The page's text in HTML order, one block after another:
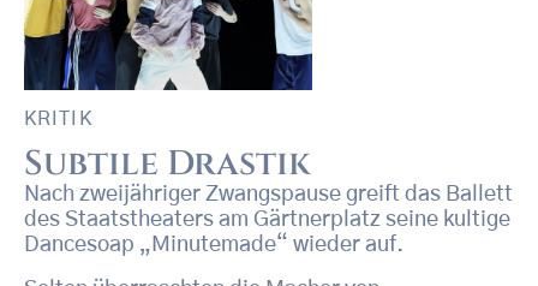
KRITIK
Subtile Drastik
Nach zweijähriger Zwangspause greift das Ballett
des Staatstheaters am Gärtnerplatz seine kultige
Dancesoap „Minutemade“ wieder auf.